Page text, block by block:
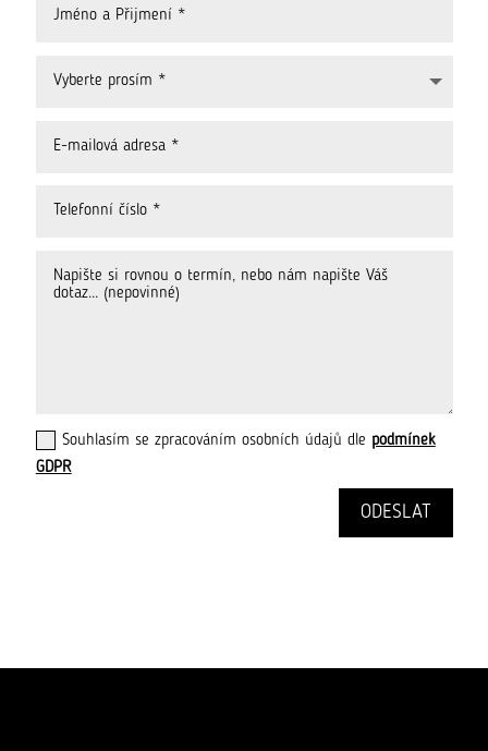
Souhlasím se zpracováním osobních údajů dle podmínek
GDPR
ODESLAT